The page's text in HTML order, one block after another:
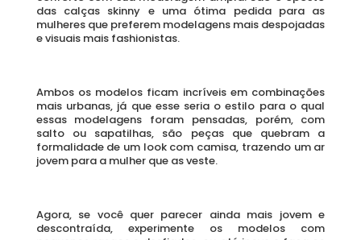
das calças skinny e uma ótima pedida para as
mulheres que preferem modelagens mais despojadas
e visuais mais fashionistas.
Ambos os modelos ficam incríveis em combinações
mais urbanas, já que esse seria o estilo para o qual
essas modelagens foram pensadas, porém, com
salto ou sapatilhas, são peças que quebram a
formalidade de um look com camisa, trazendo um ar
jovem para a mulher que as veste.
Agora, se você quer parecer ainda mais jovem e
descontraída, experimente os modelos com